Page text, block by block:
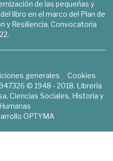
de las pequeñas y
libro en el marco del Plan de
y Resiliencia. Convocatoria
generales
Cookies
© 1948 - 2018. Librería
Ciencias Sociales, Historia y
OPTYMA